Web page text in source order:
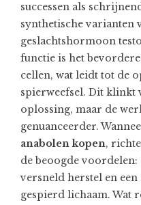
successen als
synthetische varianten
geslachtshormoon
functie is het
cellen, wat leidt tot de
spierweefsel. Dit klinkt
oplossing, maar de
genuanceerder.
anabolen kopen,
de beoogde
versneld herstel en
gespierd lichaam. Wat